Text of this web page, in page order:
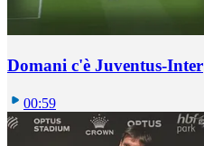
Domani c'è Juventus-Inter
00:59